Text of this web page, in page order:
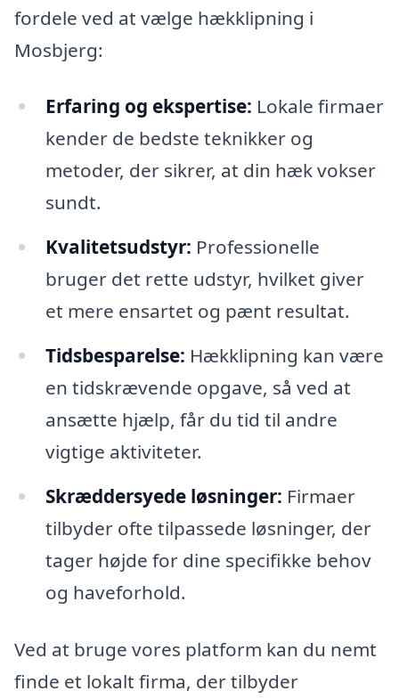
fordele ved at vælge hækklipning i
Mosbjerg:
Erfaring og ekspertise: Lokale firmaer
kender de bedste teknikker og
metoder, der sikrer, at din hæk vokser
sundt.
Kvalitetsudstyr: Professionelle
bruger det rette udstyr, hvilket giver
et mere ensartet og pænt resultat.
Tidsbesparelse: Hækklipning kan være
en tidskrævende opgave, så ved at
ansætte hjælp, får du tid til andre
vigtige aktiviteter.
Skræddersyede løsninger: Firmaer
tilbyder ofte tilpassede løsninger, der
tager højde for dine specifikke behov
og haveforhold.
Ved at bruge vores platform kan du nemt
finde et lokalt firma, der tilbyder